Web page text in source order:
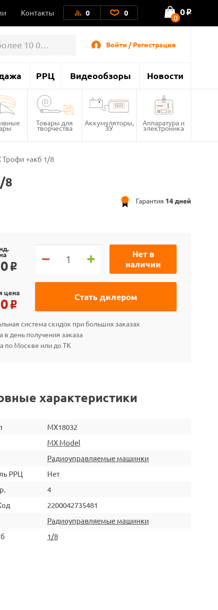
Контакты 0 0 0
0 o
Войти / Регистрация
РРЦ Видеообзоры Новости
Товары для
творчества
Аккумуляторы,
ЗУ
Аппаратура и
электроника
+акб 1/8
8
Гарантия 14 дней
o
Нет в
наличии
Стать дилером
цена
o
система скидок при больших заказах
в день получения заказа
по Москве или до ТК
характеристики
MX18032
MX Model
Радиоуправляемые машинки
РРЦ
Нет
4
2200042735481
Радиоуправляемые машинки
1/8